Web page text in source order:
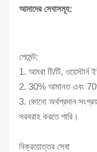
আমাদের সেবাসমূহ:
পেমেন্ট:
1. আমরা টি/টি,
2. 30% আমানত এবং
3. কোনো অর্থপ্রদান
সরবরাহ করতে পারি।
বিক্রয়োত্তর সেবা